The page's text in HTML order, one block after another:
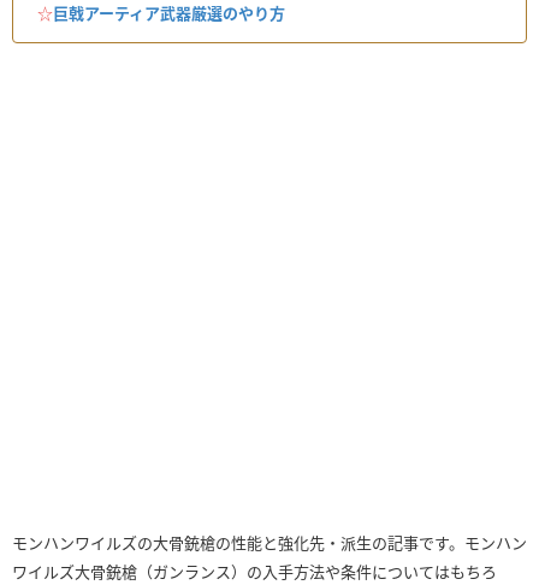
☆巨戟アーティア武器厳選のやり方
モンハンワイルズの大骨銃槍の性能と強化先・派生の記事です。モンハン
ワイルズ大骨銃槍（ガンランス）の入手方法や条件についてはもちろ